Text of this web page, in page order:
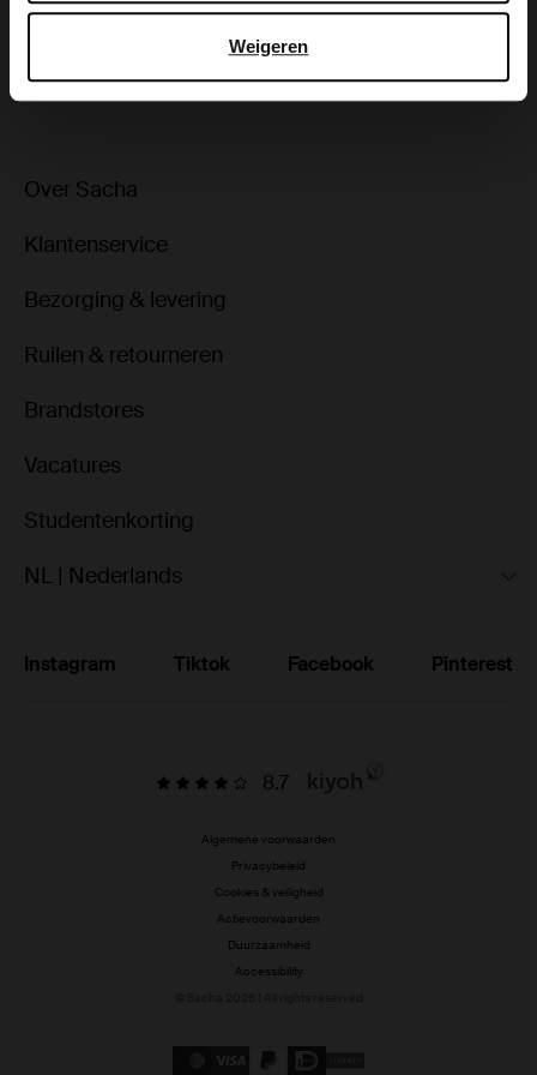
Weigeren
Over Sacha
Klantenservice
Bezorging & levering
Ruilen & retourneren
Brandstores
Vacatures
Studentenkorting
NL | Nederlands
Instagram Tiktok Facebook Pinterest
8.7
Algemene voorwaarden
Privacybeleid
Cookies & veiligheid
Actievoorwaarden
Duurzaamheid
Accessibility